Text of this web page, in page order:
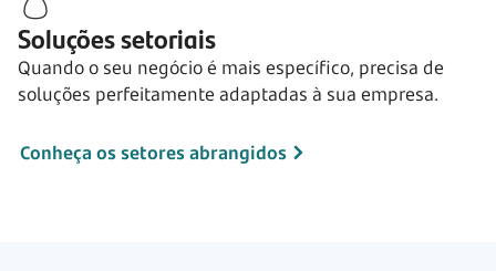
Soluções setoriais
Quando o seu negócio é mais específico, precisa de
soluções perfeitamente adaptadas à sua empresa.
Conheça os setores abrangidos